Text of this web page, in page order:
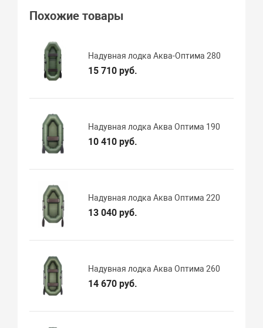
Похожие товары
Надувная лодка Аква-Оптима 280
15 710 руб.
Надувная лодка Аква Оптима 190
10 410 руб.
Надувная лодка Аква Оптима 220
13 040 руб.
Надувная лодка Аква Оптима 260
14 670 руб.